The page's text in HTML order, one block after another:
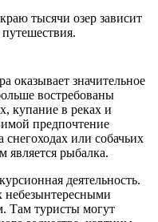
тысячи озер зависит
оказывает значительное
востребованы
купание в реках и
предпочтение
или собачьих
является рыбалка.
деятельность.
Там туристы могут